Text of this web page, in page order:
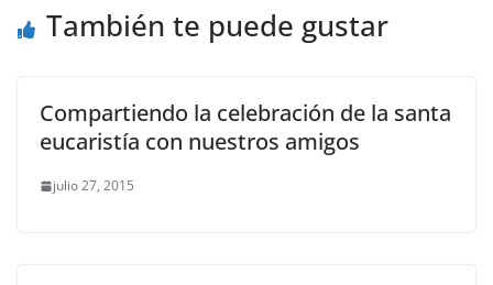
También te puede gustar
Compartiendo la celebración de la santa
eucaristía con nuestros amigos
julio 27, 2015